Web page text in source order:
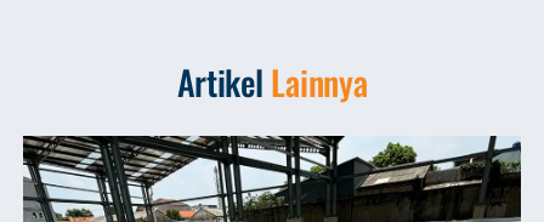
ArtikelLainnya